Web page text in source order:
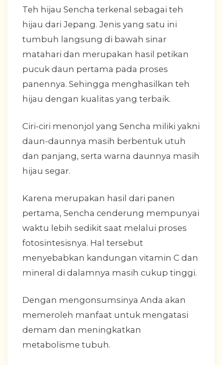
Teh hijau Sencha terkenal sebagai teh
hijau dari Jepang. Jenis yang satu ini
tumbuh langsung di bawah sinar
matahari dan merupakan hasil petikan
pucuk daun pertama pada proses
panennya. Sehingga menghasilkan teh
hijau dengan kualitas yang terbaik.
Ciri-ciri menonjol yang Sencha miliki yakni
daun-daunnya masih berbentuk utuh
dan panjang, serta warna daunnya masih
hijau segar.
Karena merupakan hasil dari panen
pertama, Sencha cenderung mempunyai
waktu lebih sedikit saat melalui proses
fotosintesisnya. Hal tersebut
menyebabkan kandungan vitamin C dan
mineral di dalamnya masih cukup tinggi.
Dengan mengonsumsinya Anda akan
memeroleh manfaat untuk mengatasi
demam dan meningkatkan
metabolisme tubuh.